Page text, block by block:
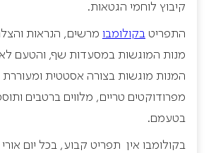
קיבוץ לוחמי הגטאות.
התפריט בקולומבו מרשים, הנראות
מנות המוגשות במסעדות שף, והטעם
המנות מוגשות בצורה אסטטית ומעוררת
מפרודוקטים טריים, מלווים ברטבים
בטעמם.
בקולומבו אין תפריט קבוע, בכל יום